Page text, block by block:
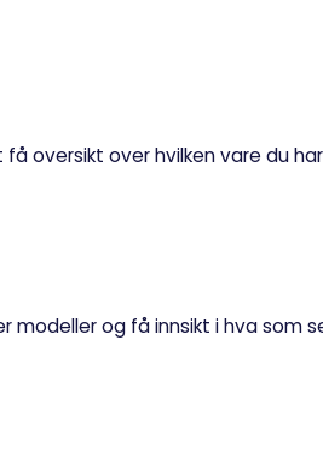
oversikt over hvilken vare du
modeller og få innsikt i hva som